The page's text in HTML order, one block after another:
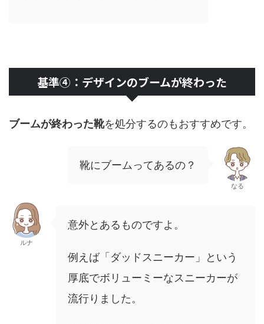
基準④：デザインのブームが終わった
ブームが終わった靴を処分するのもおすすめです。
靴にブームってあるの？
なる
ルナ
意外とあるものですよ。
例えば「ダッドスニーカー」という
厚底でボリューミーなスニーカーが
流行りました。